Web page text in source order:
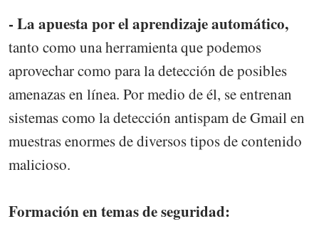
- La apuesta por el aprendizaje automático,
tanto como una herramienta que podemos
aprovechar como para la detección de posibles
amenazas en línea. Por medio de él, se entrenan
sistemas como la detección antispam de Gmail en
muestras enormes de diversos tipos de contenido
malicioso.
Formación en temas de seguridad: